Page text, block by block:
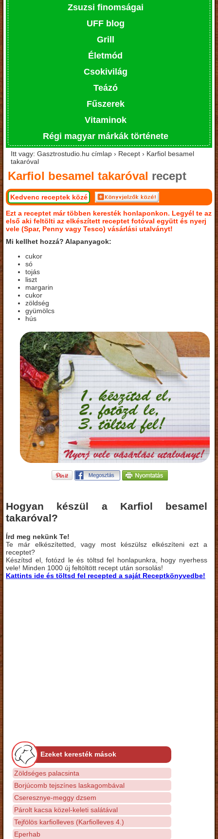
Zsuzsi finomságai
UFF blog
Grill
Életmód
Csokivilág
Teázó
Fűszerek
Vitaminok
Régi magyar márkák története
Itt vagy: Gasztrostudio.hu címlap › Recept › Karfiol besamel
takaróval
Karfiol besamel takaróval recept
Kedvenc receptek közé
Ezt a receptet már többen keresték honlaponkon. Legyél te az
első aki feltölti az elkészített receptet fotóval együtt és nyerj
vele (Spar, Penny vagy Tesco) vásárlási utalványt!
Mi kellhet hozzá? Alapanyagok:
cukor
só
tojás
liszt
margarin
cukor
zöldség
gyümölcs
hús
Hogyan készül a Karfiol besamel
takaróval?
Írd meg nekünk Te!
Te már elkészítetted, vagy most készülsz elkészíteni ezt a
receptet?
Készítsd el, fotózd le és töltsd fel honlapunkra, hogy nyerhess
vele! Minden 1000 új feltöltött recept után sorsolás!
Kattints ide és töltsd fel recepted a saját Receptkönyvedbe!
Ezeket keresték mások
Zöldséges palacsinta
Borjúcomb tejszínes laskagombával
Cseresznye-meggy dzsem
Párolt kacsa közel-keleti salátával
Tejfölös karfiolleves (Karfiolleves 4.)
Eperhab